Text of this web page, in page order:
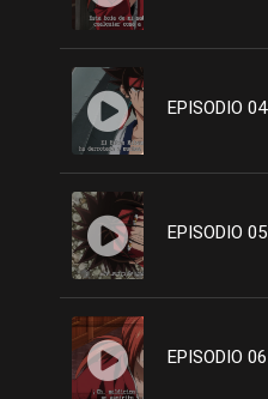
EPISODIO 04
EPISODIO 05
EPISODIO 06